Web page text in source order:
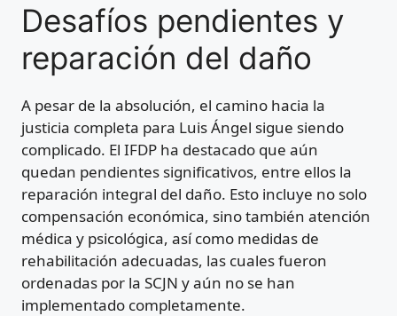
Desafíos pendientes y
reparación del daño
A pesar de la absolución, el camino hacia la
justicia completa para Luis Ángel sigue siendo
complicado. El IFDP ha destacado que aún
quedan pendientes significativos, entre ellos la
reparación integral del daño. Esto incluye no solo
compensación económica, sino también atención
médica y psicológica, así como medidas de
rehabilitación adecuadas, las cuales fueron
ordenadas por la SCJN y aún no se han
implementado completamente.